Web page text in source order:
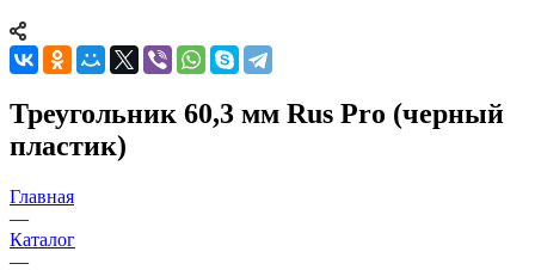
Треугольник 60,3 мм Rus Pro (черный
пластик)
Главная
—
Каталог
—